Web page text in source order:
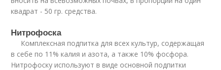
квадрат - 50 гр. средства.
Нитрофоска
Комплексная подпитка для всех культур, содержащая
в себе по 11% калия и азота, а также 10% фосфора.
Нитрофоску используют в виде основной подпитки